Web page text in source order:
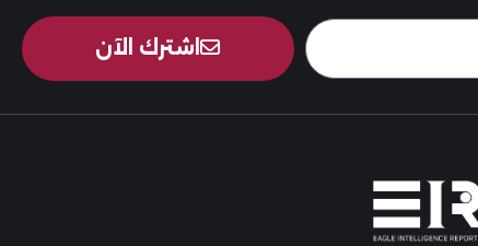
اشترك الآن